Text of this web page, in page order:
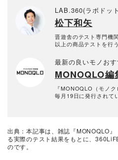
LAB.360(ラボドッ
松下和矢
晋遊舎のテスト専門機
以上の商品テストを行
を経て、民間の試験機
スト方法の立案から試
スト実施まで一貫した
品や家電製品が専門。
つ、誰が見ても一目で
手法を心がけている。
最新の良いモノお
MONOQLO編
『MONOQLO（モノ
毎月19日に発行されて
に良いモノ」だけを厳
中心に、11名以上の編
出典：本記事は、雑誌『MONOQLO
る実際のテスト結果をもとに、
のです。